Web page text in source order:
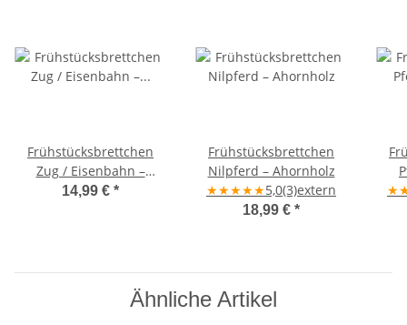
Frühstücksbrettchen
Zug / Eisenbahn –
Ahornholz 25×16×1,5 cm
14,99 € *
Frühstücksbrettchen
Nilpferd – Ahornholz
★★★★★5,0(3)extern
18,99 € *
★
Ähnliche Artikel